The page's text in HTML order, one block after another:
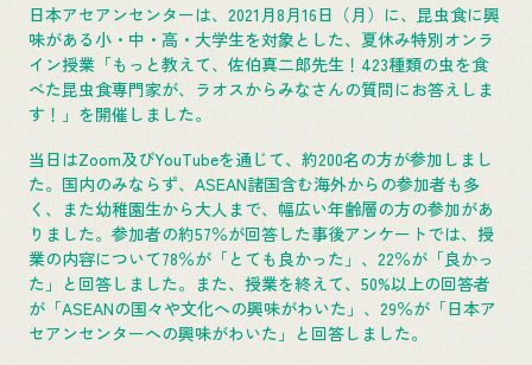
日本アセアンセンターは、2021月8月16日（月）に、昆虫食に興
味がある小・中・高・大学生を対象とした、夏休み特別オンラ
イン授業「もっと教えて、佐伯真二郎先生！423種類の虫を食
べた昆虫食専門家が、ラオスからみなさんの質問にお答えしま
す！」を開催しました。
当日はZoom及びYouTubeを通じて、約200名の方が参加しまし
た。国内のみならず、ASEAN諸国含む海外からの参加者も多
く、また幼稚園生から大人まで、幅広い年齢層の方の参加があ
りました。参加者の約57％が回答した事後アンケートでは、授
業の内容について78％が「とても良かった」、22％が「良かっ
た」と回答しました。また、授業を終えて、50%以上の回答者
が「ASEANの国々や文化への興味がわいた」、29％が「日本ア
セアンセンターへの興味がわいた」と回答しました。